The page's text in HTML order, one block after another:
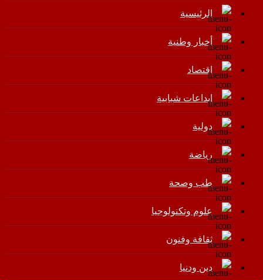
الرئيسية
أخبار وطنية
اقتصاد
إبداعات شبابية
دولية
رياضة
طب وصحة
علوم وتكنولوجيا
ثقافة وفنون
دين ودنيا